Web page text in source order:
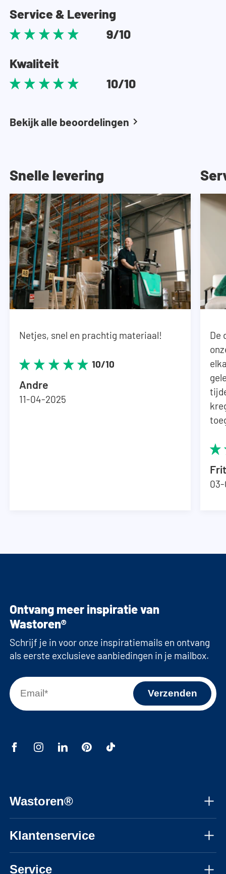
Service & Levering
9/10
Kwaliteit
10/10
Bekijk alle beoordelingen
Snelle levering
Netjes, snel en prachtig materiaal!
10/10
Andre
11-04-2025
De
Wastoren®
FAQ
Klantenservice
Service
Ontvang meer inspiratie van
Wastoren®
Schrijf je in voor onze inspiratiemails en ontvang
als eerste exclusieve aanbiedingen in je mailbox.